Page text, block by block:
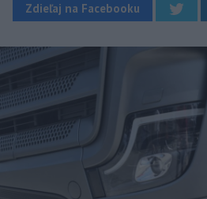
Zdieľaj na Facebooku